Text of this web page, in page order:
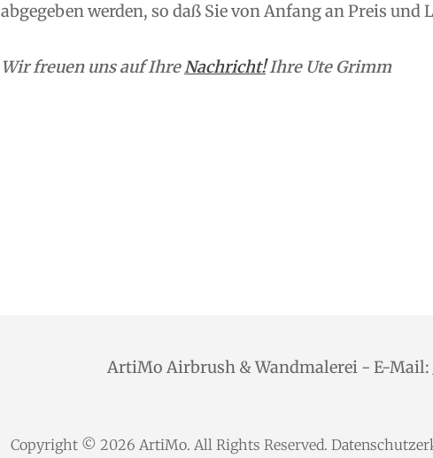
abgegeben werden, so daß Sie von Anfang an Preis
Wir freuen uns auf Ihre Nachricht!Ihre Ute Grimm
ArtiMo Airbrush & Wandmalerei - E-Mail:
Copyright © 2026 ArtiMo. All Rights Reserved.